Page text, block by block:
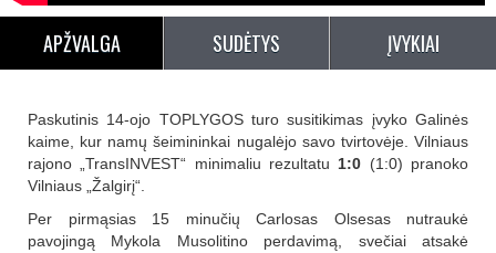
APŽVALGA SUDĖTYS ĮVYKIAI
Paskutinis 14-ojo TOPLYGOS turo susitikimas įvyko Galinės
kaime, kur namų šeimininkai nugalėjo savo tvirtovėje. Vilniaus
rajono „TransINVEST“ minimaliu rezultatu 1:0 (1:0) pranoko
Vilniaus „Žalgirį“.
Per pirmąsias 15 minučių Carlosas Olsesas nutraukė
pavojingą Mykola Musolitino perdavimą, svečiai atsakė